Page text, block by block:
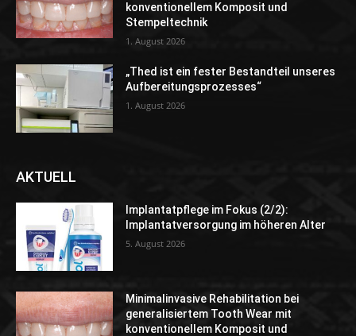
konventionellem Komposit und
Stempeltechnik
1. August 2026
„Thed ist ein fester Bestandteil unseres
Aufbereitungsprozesses“
1. August 2026
AKTUELL
Implantatpflege im Fokus (2/2):
Implantatversorgung im höheren Alter
5. August 2026
Minimalinvasive Rehabilitation bei
generalisiertem Tooth Wear mit
konventionellem Komposit und